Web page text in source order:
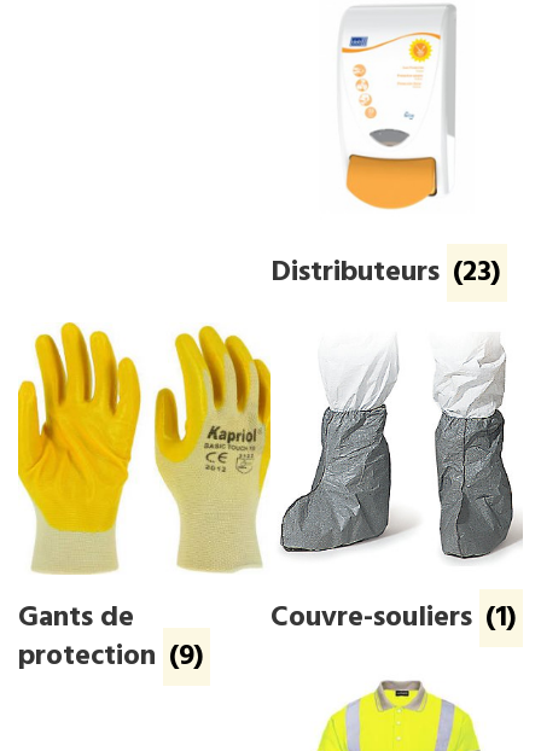
Distributeurs (23)
Gants de
protection (9)
Couvre-souliers (1)